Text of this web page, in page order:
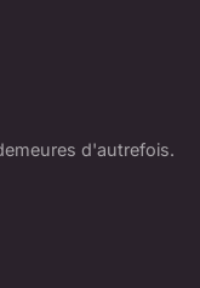
d'autrefois.